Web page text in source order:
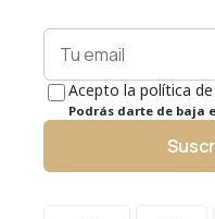
Acepto la política de
Podrás darte de baja